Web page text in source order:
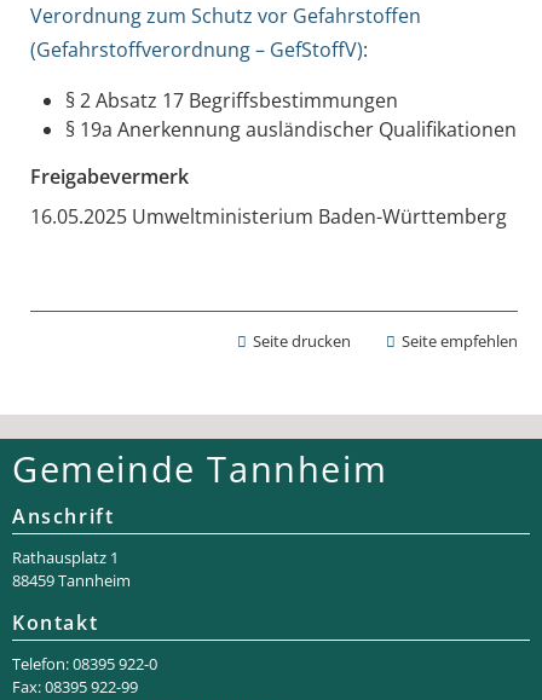
Verordnung zum Schutz vor Gefahrstoffen
(Gefahrstoffverordnung – GefStoffV):
§ 2 Absatz 17 Begriffsbestimmungen
§ 19a Anerkennung ausländischer Qualifikationen
Freigabevermerk
16.05.2025 Umweltministerium Baden-Württemberg
Seite drucken Seite empfehlen
Gemeinde Tannheim
Anschrift
Rathaus­platz 1
88459 Tannheim
Kontakt
Telefon: 08395 922-0
Fax: 08395 922-99